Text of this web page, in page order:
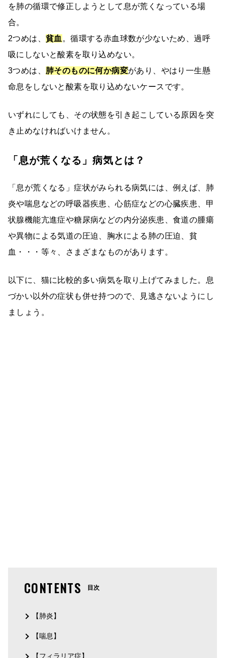
を肺の循環で修正しようとして息が荒くなっている場
合。
2つめは、 貧血 。循環する赤血球数が少ないため、過呼
吸にしないと酸素を取り込めない。
3つめは、 肺そのものに何か病変があり、やはり一生懸
命息をしないと酸素を取り込めないケースです。
いずれにしても、その状態を引き起こしている原因を突
き止めなければいけません。
「息が荒くなる」病気とは？
「息が荒くなる」症状がみられる病気には、例えば、肺
炎や喘息などの呼吸器疾患、心筋症などの心臓疾患、甲
状腺機能亢進症や糖尿病などの内分泌疾患、食道の腫瘍
や異物による気道の圧迫、胸水による肺の圧迫、貧
血・・・等々、さまざまなものがあります。
以下に、猫に比較的多い病気を取り上げてみました。息
づかい以外の症状も併せ持つので、見逃さないようにし
ましょう。
CONTENTS 目次
【肺炎】
【喘息】
【フィラリア症】